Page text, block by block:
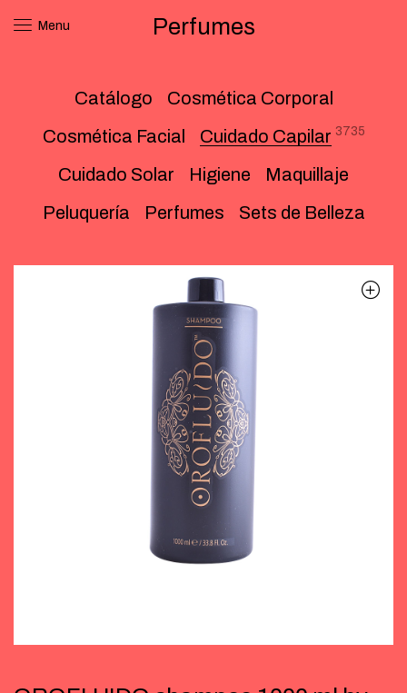
Menu Perfumes
Catálogo
Cosmética Corporal
Cosmética Facial
Cuidado Capilar 3735
Cuidado Solar Higiene
Maquillaje
Peluquería
Perfumes Sets de Belleza